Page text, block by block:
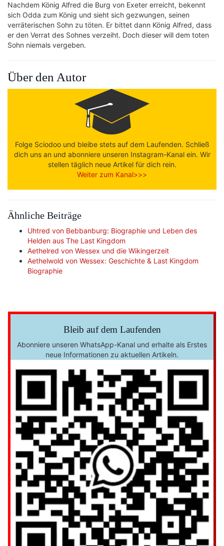
Nachdem König Alfred die Burg von Exeter erreicht, bekennt
sich Odda zum König und sieht sich gezwungen, seinen
verräterischen Sohn zu töten. Er bittet dann König Alfred, dass
er den Verrat des Sohnes verzeiht. Doch dieser will dem toten
Sohn niemals vergeben.
Über den Autor
Folge Sciodoo und bleibe stets auf dem Laufenden. Schließ
dich uns an und abonniere unseren Instagram-Kanal ein. Wir
stellen täglich neue Artikel für dich rein.
Weiter zum Kanal>>>
Ähnliche Beiträge
Uhtred von Bebbanburg: Biographie und Leben des
Helden aus The Last Kingdom
Aethelred von Wessex und die Wikingerzeit
Aethelwold von Wessex: Geschichte & Last Kingdom
Biographie
Bleib auf dem Laufenden
Abonniere unseren WhatsApp-Kanal und erhalte als Erstes
neue Informationen zu aktuellen Artikeln.